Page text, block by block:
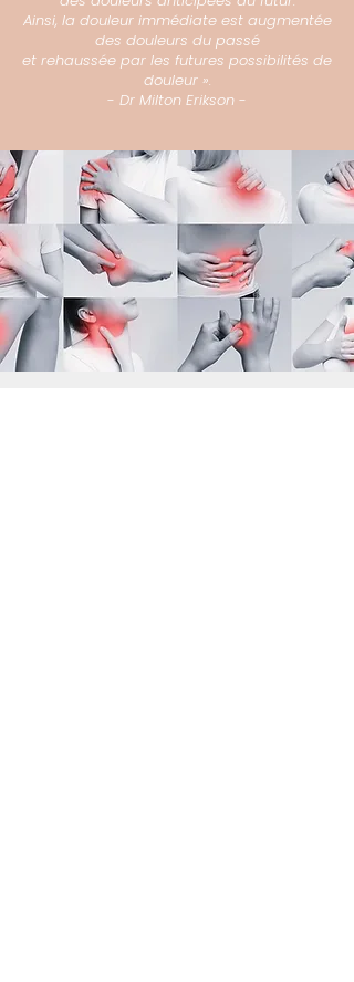
Ainsi, la douleur immédiate est augmentée
des douleurs du passé
et rehaussée par les futures possibilités de
douleur ».
- Dr Milton Erikson -